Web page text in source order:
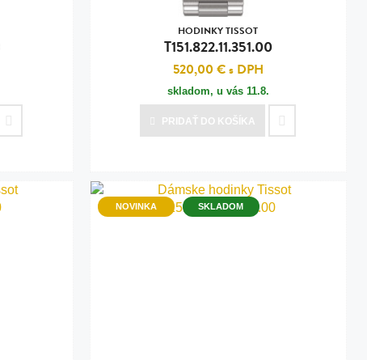
HODINKY TISSOT
T151.822.11.351.00
520,00 €s DPH
skladom, u vás 11.8.
PRIDAŤ DO KOŠÍKA
NOVINKA SKLADOM